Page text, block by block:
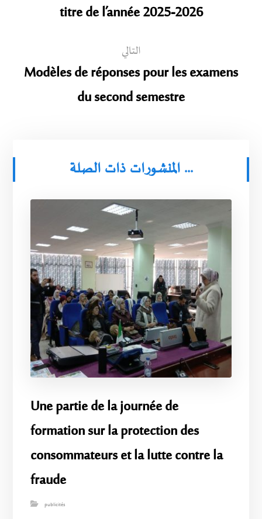
titre de l’année 2025-2026
التالي
Modèles de réponses pour les examens
du second semestre
المنشورات ذات الصلة ...
Une partie de la journée de
formation sur la protection des
consommateurs et la lutte contre la
fraude
publicités